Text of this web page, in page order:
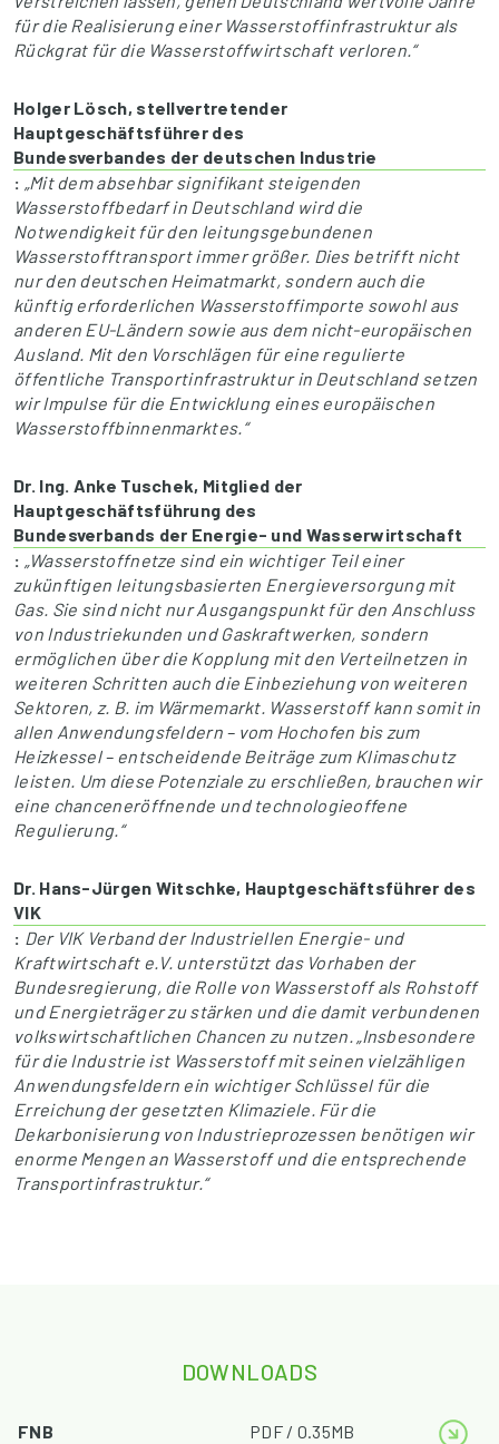
für die Realisierung einer Wasserstoffinfrastruktur als
Rückgrat für die Wasserstoffwirtschaft verloren.“
Holger Lösch, stellvertretender
Hauptgeschäftsführer des
Bundesverbandes der deutschen Industrie
: „Mit dem absehbar signifikant steigenden
Wasserstoffbedarf in Deutschland wird die
Notwendigkeit für den leitungsgebundenen
Wasserstofftransport immer größer. Dies betrifft nicht
nur den deutschen Heimatmarkt, sondern auch die
künftig erforderlichen Wasserstoffimporte sowohl aus
anderen EU-Ländern sowie aus dem nicht-europäischen
Ausland. Mit den Vorschlägen für eine regulierte
öffentliche Transportinfrastruktur in Deutschland setzen
wir Impulse für die Entwicklung eines europäischen
Wasserstoffbinnenmarktes.“
Dr. Ing. Anke Tuschek, Mitglied der
Hauptgeschäftsführung des
Bundesverbands der Energie- und Wasserwirtschaft
: „Wasserstoffnetze sind ein wichtiger Teil einer
zukünftigen leitungsbasierten Energieversorgung mit
Gas. Sie sind nicht nur Ausgangspunkt für den Anschluss
von Industriekunden und Gaskraftwerken, sondern
ermöglichen über die Kopplung mit den Verteilnetzen in
weiteren Schritten auch die Einbeziehung von weiteren
Sektoren, z. B. im Wärmemarkt. Wasserstoff kann somit in
allen Anwendungsfeldern – vom Hochofen bis zum
Heizkessel – entscheidende Beiträge zum Klimaschutz
leisten. Um diese Potenziale zu erschließen, brauchen wir
eine chanceneröffnende und technologieoffene
Regulierung.“
Dr. Hans-Jürgen Witschke, Hauptgeschäftsführer des
VIK
: Der VIK Verband der Industriellen Energie- und
Kraftwirtschaft e.V. unterstützt das Vorhaben der
Bundesregierung, die Rolle von Wasserstoff als Rohstoff
und Energieträger zu stärken und die damit verbundenen
volkswirtschaftlichen Chancen zu nutzen. „Insbesondere
für die Industrie ist Wasserstoff mit seinen vielzähligen
Anwendungsfeldern ein wichtiger Schlüssel für die
Erreichung der gesetzten Klimaziele. Für die
Dekarbonisierung von Industrieprozessen benötigen wir
enorme Mengen an Wasserstoff und die entsprechende
Transportinfrastruktur.“
DOWNLOADS
FNB
PDF / 0.35MB